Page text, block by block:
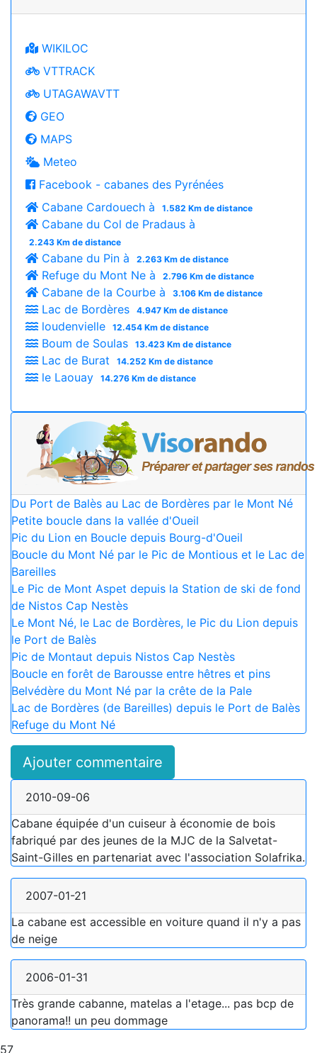
WIKILOC
VTTRACK
UTAGAWAVTT
GEO
MAPS
Meteo
Facebook - cabanes des Pyrénées
Cabane Cardouech à
1.582 Km de distance
Cabane du Col de Pradaus à
2.243 Km de distance
Cabane du Pin à 2.263 Km de distance
Refuge du Mont Ne à 2.796 Km de distance
Cabane de la Courbe à 3.106 Km de distance
Lac de Bordères 4.947 Km de distance
loudenvielle 12.454 Km de distance
Boum de Soulas 13.423 Km de distance
Lac de Burat 14.252 Km de distance
le Laouay 14.276 Km de distance
Du Port de Balès au Lac de Bordères par le Mont Né
Petite boucle dans la vallée d'Oueil
Pic du Lion en Boucle depuis Bourg-d'Oueil
Boucle du Mont Né par le Pic de Montious et le Lac de
Bareilles
Le Pic de Mont Aspet depuis la Station de ski de fond
de Nistos Cap Nestès
Le Mont Né, le Lac de Bordères, le Pic du Lion depuis
le Port de Balès
Pic de Montaut depuis Nistos Cap Nestès
Boucle en forêt de Barousse entre hêtres et pins
Belvédère du Mont Né par la crête de la Pale
Lac de Bordères (de Bareilles) depuis le Port de Balès
Refuge du Mont Né
Ajouter commentaire
2010-09-06
Cabane équipée d'un cuiseur à économie de bois
fabriqué par des jeunes de la MJC de la Salvetat-
Saint-Gilles en partenariat avec l'association Solafrika.
2007-01-21
La cabane est accessible en voiture quand il n'y a pas
de neige
2006-01-31
Très grande cabanne, matelas a l'etage... pas bcp de
panorama!! un peu dommage
57